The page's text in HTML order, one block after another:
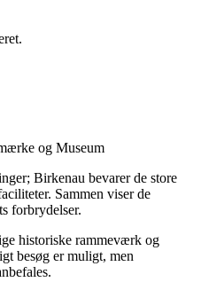
og Museum
Birkenau bevarer de store
Sammen viser de
forbrydelser.
historiske rammeværk og
besøg er muligt, men